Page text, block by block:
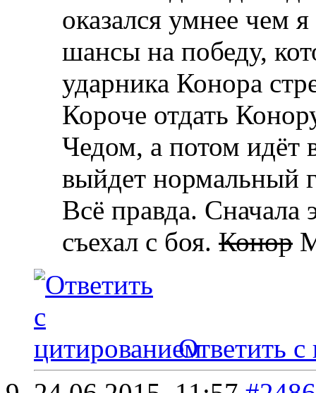
оказался умнее чем
шансы на победу,
ударника Конора
Короче отдать
Чедом, а потом идёт
выйдет нормальный
Всё правда. Сначала
съехал с боя. Конор
Ответить с